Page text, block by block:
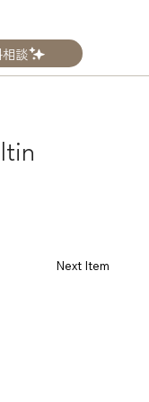
談
Next Item